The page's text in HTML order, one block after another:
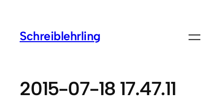
Schreiblehrling
2015-07-18 17.47.11